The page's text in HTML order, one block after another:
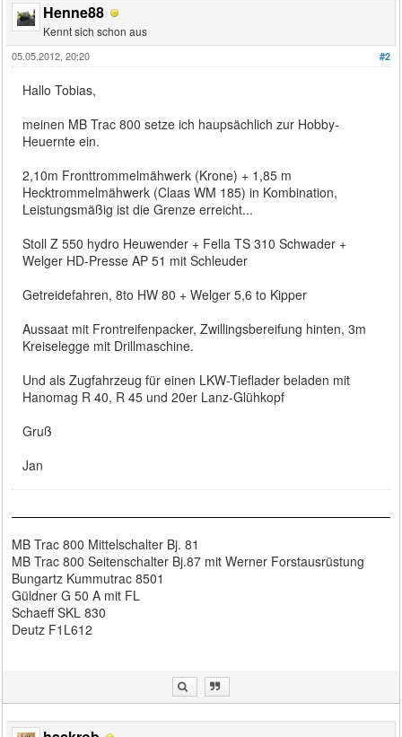
Henne88
Kennt sich schon aus
#2
05.05.2012, 20:20
Hallo Tobias,
meinen MB Trac 800 setze ich haupsächlich zur Hobby-
Heuernte ein.
2,10m Fronttrommelmähwerk (Krone) + 1,85 m
Hecktrommelmähwerk (Claas WM 185) in Kombination,
Leistungsmäßig ist die Grenze erreicht...
Stoll Z 550 hydro Heuwender + Fella TS 310 Schwader +
Welger HD-Presse AP 51 mit Schleuder
Getreidefahren, 8to HW 80 + Welger 5,6 to Kipper
Aussaat mit Frontreifenpacker, Zwillingsbereifung hinten, 3m
Kreiselegge mit Drillmaschine.
Und als Zugfahrzeug für einen LKW-Tieflader beladen mit
Hanomag R 40, R 45 und 20er Lanz-Glühkopf
Gruß
Jan
MB Trac 800 Mittelschalter Bj. 81
MB Trac 800 Seitenschalter Bj.87 mit Werner Forstausrüstung
Bungartz Kummutrac 8501
Güldner G 50 A mit FL
Schaeff SKL 830
Deutz F1L612